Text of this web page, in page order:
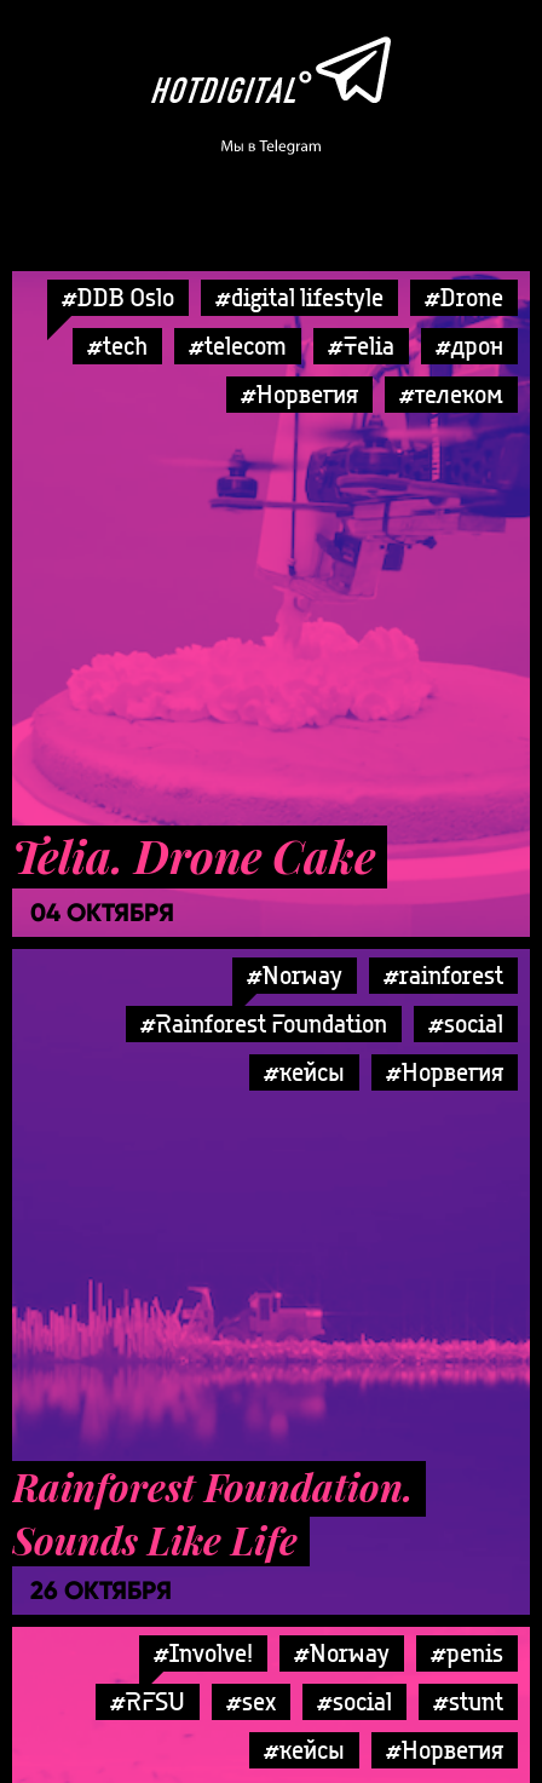
#DDB Oslo #digital lifestyle
#Drone
#tech
#telecom #Telia
#дрон
#Норвегия
#телеком
Telia. Drone Cake
04 ОКТЯБРЯ
#Norway
#rainforest
#Rainforest Foundation
#social
#кейсы
#Норвегия
Rainforest Foundation.
Sounds Like Life
26 ОКТЯБРЯ
#Involve! #Norway
#penis
#RFSU
#sex #social
#stunt
#кейсы
#Норвегия